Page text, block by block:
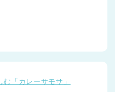
「カレーサモサ」